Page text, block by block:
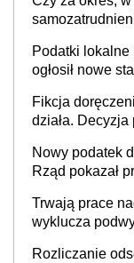
prowadzeniem
Podatki
ogłosił nowe
Fikcja
działa.
Nowy podatek
Rząd pokazał
Trwają prace
wyklucza
Rozliczanie